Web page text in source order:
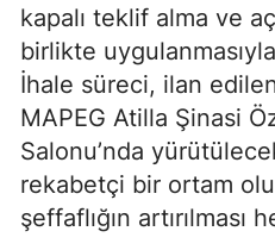
kapalı teklif alma ve
birlikte
İhale süreci, ilan
MAPEG Atilla Şinasi
Salonu’nda
rekabetçi bir ortam
şeffaflığın artırılması